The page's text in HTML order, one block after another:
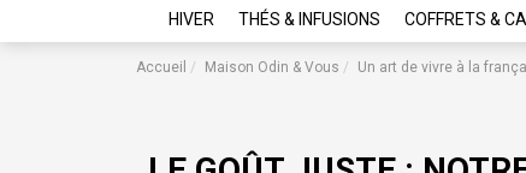
HIVER THÉS & INFUSIONS COFFRETS &
Accueil Maison Odin & Vous Un art de vivre à la